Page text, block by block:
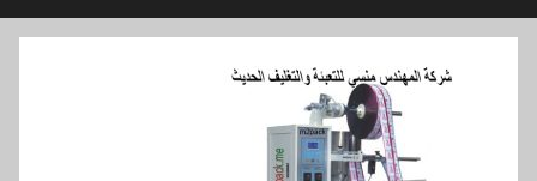
التي